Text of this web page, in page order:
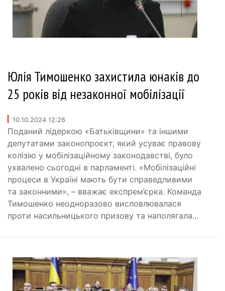
Юлія Тимошенко захистила юнаків до
25 років від незаконної мобілізації
10.10.2024 12:26
Поданий лідеркою «Батьківщини» та іншими
депутатами законопроєкт, який усуває правову
колізію у мобілізаційному законодавстві, було
ухвалено сьогодні в парламенті. «Мобілізаційні
процеси в Україні мають бути справедливими
та законними», – вважає експрем’єрка. Команда
Тимошенко неодноразово висловлювалася
проти насильницького призову та наполягала...